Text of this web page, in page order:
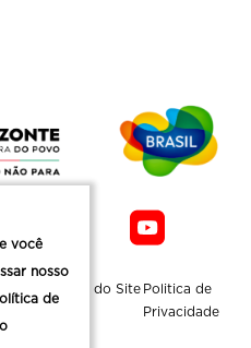
Mapa do Site Politica de
Privacidade
você
nosso
de